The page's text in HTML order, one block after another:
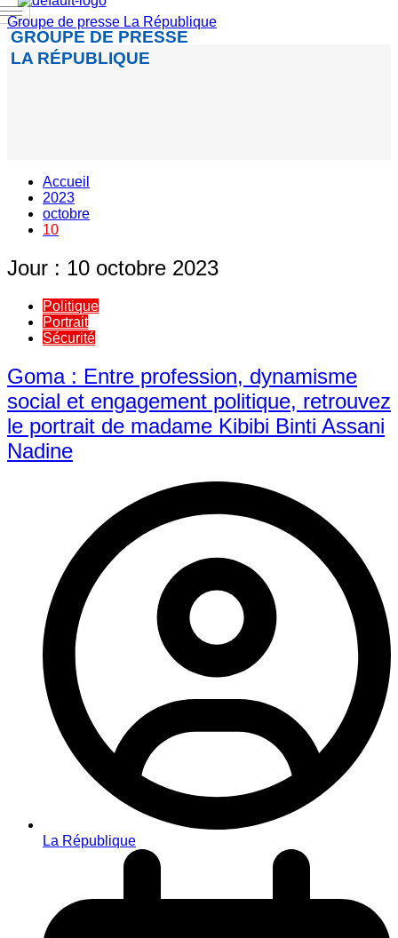
Groupe de presse La République
GROUPE DE PRESSE
LA RÉPUBLIQUE
Accueil
2023
octobre
10
Jour : 10 octobre 2023
Politique
Portrait
Sécurité
Goma : Entre profession, dynamisme
social et engagement politique, retrouvez
le portrait de madame Kibibi Binti Assani
Nadine
La République